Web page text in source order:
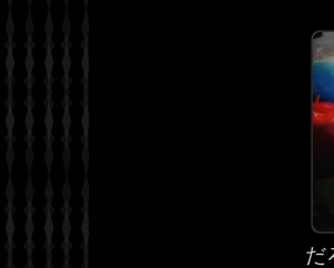
だ